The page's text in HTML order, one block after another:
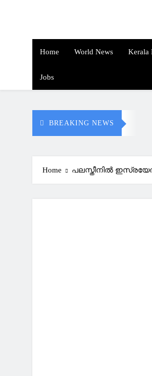
Home World News Kerala
Jobs
BREAKING NEWS
Home പലസ്തീനില്‍